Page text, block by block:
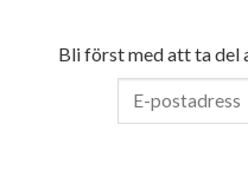
Bli först med att ta del